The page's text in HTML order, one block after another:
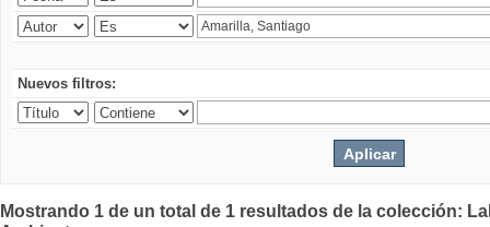
Nuevos filtros:
Mostrando 1 de un total de 1 resultados de la colección: